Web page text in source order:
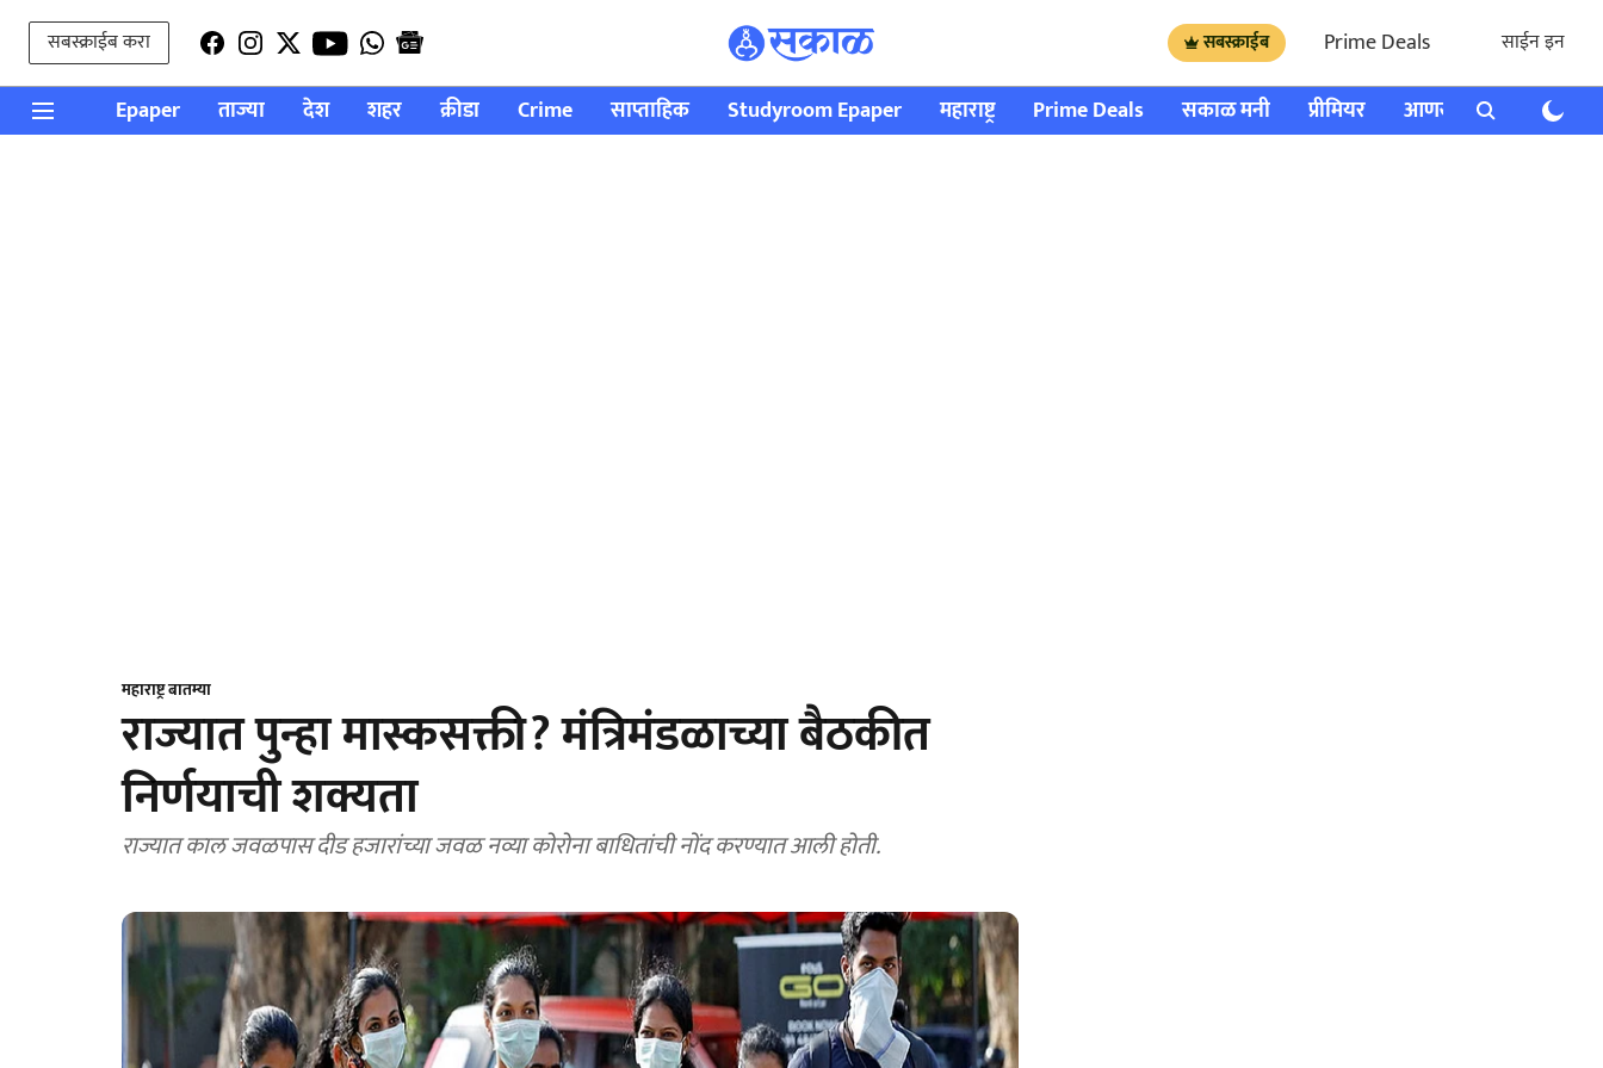
सबस्क्राईब करा सबस्क्राईब Prime Deals साईन इन
Epaper ताज्या देश शहर क्रीडा Crime साप्ताहिक Studyroom Epaper महाराष्ट्र Prime Deals सकाळ मनी प्रीमियर आणखी राशी भविष्य
महाराष्ट्र बातम्या
राज्यात पुन्हा मास्कसक्ती? मंत्रिमंडळाच्या बैठकीत
निर्णयाची शक्यता
राज्यात काल जवळपास दीड हजारांच्या जवळ नव्या कोरोना बाधितांची नोंद करण्यात आली होती.